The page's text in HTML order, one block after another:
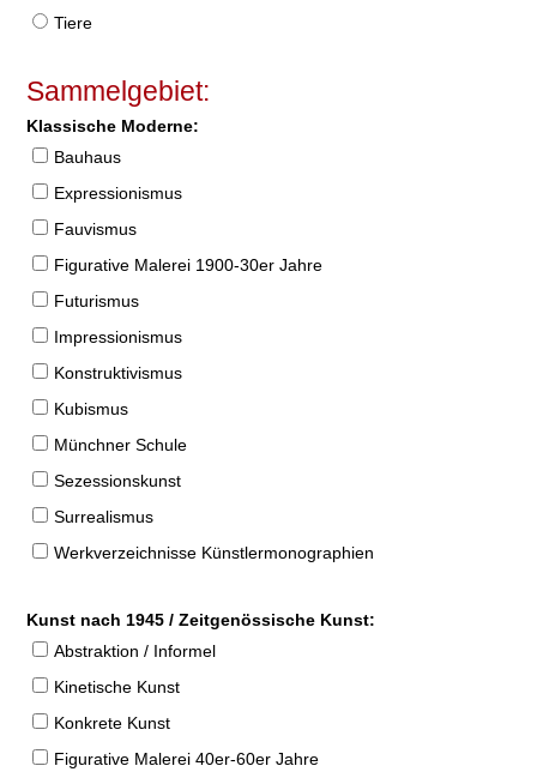
Tiere
Sammelgebiet:
Klassische Moderne:
Bauhaus
Expressionismus
Fauvismus
Figurative Malerei 1900-30er Jahre
Futurismus
Impressionismus
Konstruktivismus
Kubismus
Münchner Schule
Sezessionskunst
Surrealismus
Werkverzeichnisse Künstlermonographien
Kunst nach 1945 / Zeitgenössische Kunst:
Abstraktion / Informel
Kinetische Kunst
Konkrete Kunst
Figurative Malerei 40er-60er Jahre